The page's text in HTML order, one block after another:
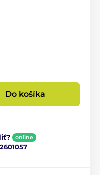
Do košíka
online